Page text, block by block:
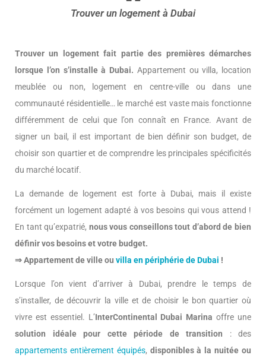
Trouver un logement à Dubai
Trouver un logement fait partie des premières démarches
lorsque l’on s’installe à Dubai. Appartement ou villa, location
meublée ou non, logement en centre-ville ou dans une
communauté résidentielle… le marché est vaste mais fonctionne
différemment de celui que l’on connaît en France. Avant de
signer un bail, il est important de bien définir son budget, de
choisir son quartier et de comprendre les principales spécificités
du marché locatif.
La demande de logement est forte à Dubai, mais il existe
forcément un logement adapté à vos besoins qui vous attend !
En tant qu’expatrié, nous vous conseillons tout d’abord de bien
définir vos besoins et votre budget.
⇒ Appartement de ville ou villa en périphérie de Dubai !
Lorsque l’on vient d’arriver à Dubai, prendre le temps de
s’installer, de découvrir la ville et de choisir le bon quartier où
vivre est essentiel. L’InterContinental Dubai Marina offre une
solution idéale pour cette période de transition : des
appartements entièrement équipés, disponibles à la nuitée ou